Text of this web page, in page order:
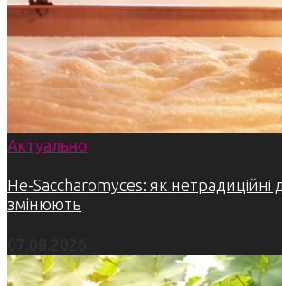
Актуально
Не-Saccharomyces: як нетрадиційні
змінюють